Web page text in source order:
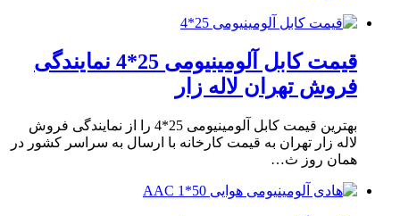
قیمت کابل آلومینیومی 25*4 نمایندگی
فروش تهران لاله زار
بهترین قیمت کابل آلومینیومی 25*4 را از نمایندگی فروش
لاله زار تهران به قیمت کارخانه با ارسال به سراسر کشور در
همان روز ث…